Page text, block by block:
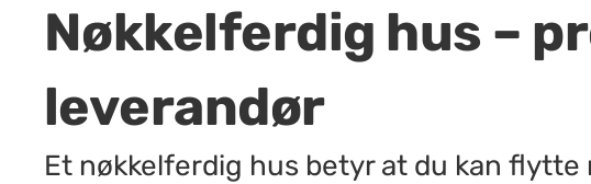
Nøkkelferdig hus –
leverandør
Et nøkkelferdig hus betyr at du kan